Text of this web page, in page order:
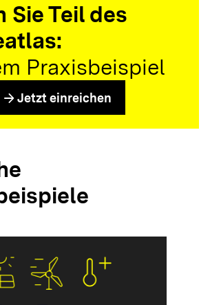
Sie Teil des
Praxisbeispiel
arrow_forward Jetzt einreichen